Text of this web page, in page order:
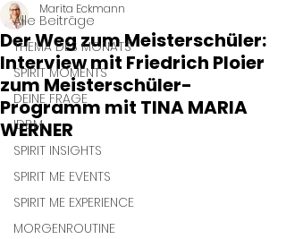
Alle Beiträge
THEMA DES MONATS
SPIRIT MOMENTS
DEINE FRAGE
IDBM
SPIRIT INSIGHTS
SPIRIT ME EVENTS
SPIRIT ME EXPERIENCE
MORGENROUTINE
Der Weg zum Meisterschüler:
Interview mit Friedrich Ploier
zum Meisterschüler-
Programm mit TINA MARIA
WERNER
Marita Eckmann